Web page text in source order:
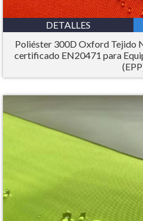
DETALLES
Poliéster 300D Oxford Tejido
certificado EN20471 para